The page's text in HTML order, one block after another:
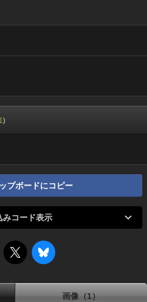
)
プボードにコピー
みコード表示
画像（1）